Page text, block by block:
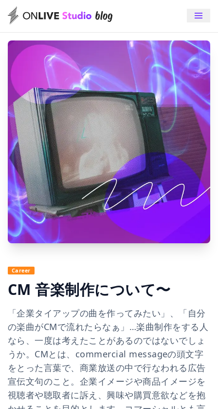
Career
CM 音楽制作について〜
「企業タイアップの曲を作ってみたい」、「自分
の楽曲がCMで流れたらなぁ」…楽曲制作をする人
なら、一度は考えたことがあるのではないでしょ
うか。CMとは、commercial messageの頭文字
をとった言葉で、商業放送の中で行なわれる広告
宣伝文句のこと。企業イメージや商品イメージを
視聴者や聴取者に訴え、興味や購買意欲などを抱